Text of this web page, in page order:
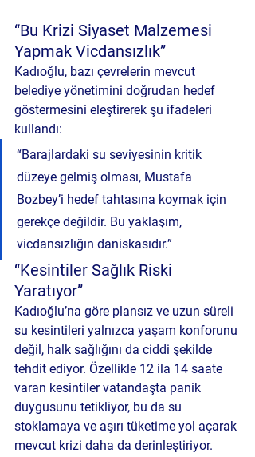
“Bu Krizi Siyaset Malzemesi
Yapmak Vicdansızlık”
Kadıoğlu, bazı çevrelerin mevcut
belediye yönetimini doğrudan hedef
göstermesini eleştirerek şu ifadeleri
kullandı:
“Barajlardaki su seviyesinin kritik
düzeye gelmiş olması, Mustafa
Bozbey’i hedef tahtasına koymak için
gerekçe değildir. Bu yaklaşım,
vicdansızlığın daniskasıdır.”
“Kesintiler Sağlık Riski
Yaratıyor”
Kadıoğlu’na göre plansız ve uzun süreli
su kesintileri yalnızca yaşam konforunu
değil, halk sağlığını da ciddi şekilde
tehdit ediyor. Özellikle 12 ila 14 saate
varan kesintiler vatandaşta panik
duygusunu tetikliyor, bu da su
stoklamaya ve aşırı tüketime yol açarak
mevcut krizi daha da derinleştiriyor.